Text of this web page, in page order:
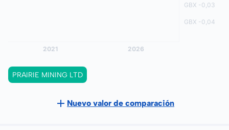
PRAIRIE MINING LTD
Nuevo valor de comparación